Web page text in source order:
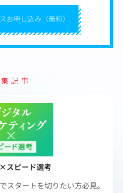
お申し込み（無料）
記事
スピード選考
スタートを切りたい方必見。